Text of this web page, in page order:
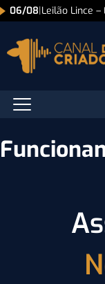
06/08|Leilão Lince